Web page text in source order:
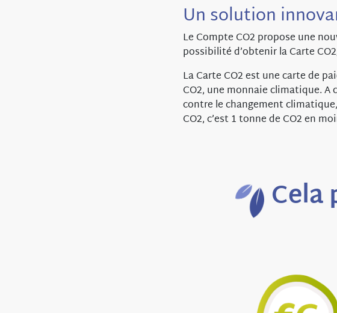
Un solution
Le Compte CO2 propose une
possibilité d’obtenir la Carte
La Carte CO2 est une carte de
CO2, une monnaie climatique.
contre le changement
CO2, c’est 1 tonne de CO2 en